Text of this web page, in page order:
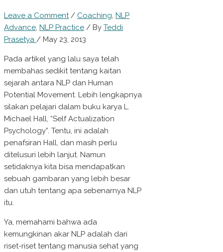
Leave a Comment / Coaching, NLP
Advance, NLP Practice / By Teddi
Prasetya / May 23, 2013
Pada artikel yang lalu saya telah
membahas sedikit tentang kaitan
sejarah antara NLP dan Human
Potential Movement. Lebih lengkapnya
silakan pelajari dalam buku karya L.
Michael Hall, “Self Actualization
Psychology”. Tentu, ini adalah
penafsiran Hall, dan masih perlu
ditelusuri lebih lanjut. Namun
setidaknya kita bisa mendapatkan
sebuah gambaran yang lebih besar
dan utuh tentang apa sebenarnya NLP
itu.
Ya, memahami bahwa ada
kemungkinan akar NLP adalah dari
riset-riset tentang manusia sehat yang